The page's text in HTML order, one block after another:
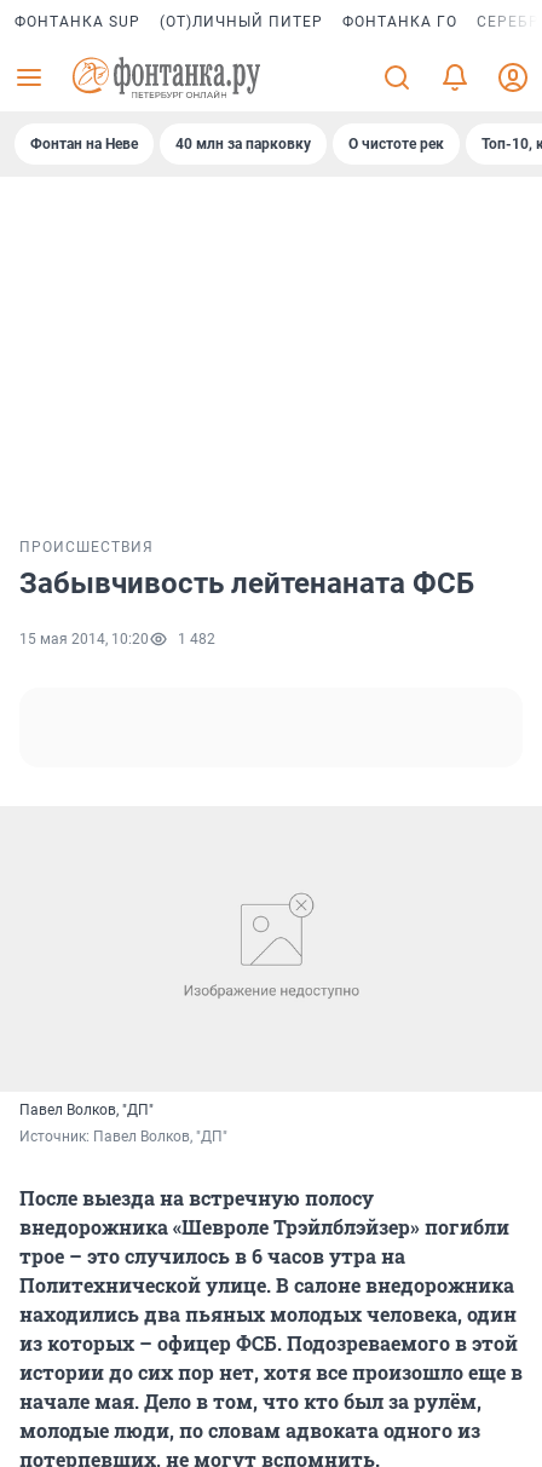
ФОНТАНКА SUP (ОТ)ЛИЧНЫЙ ПИТЕР ФОНТАНКА ГО
Фонтан на Неве 40 млн за парковку О чистоте рек Топ-10,
ПРОИСШЕСТВИЯ
Забывчивость лейтенаната ФСБ
15 мая 2014, 10:20 1 482
Павел Волков, "ДП"
Источник: Павел Волков, "ДП"
После выезда на встречную полосу
внедорожника «Шевроле Трэйлблэйзер» погибли
трое – это случилось в 6 часов утра на
Политехнической улице. В салоне внедорожника
находились два пьяных молодых человека, один
из которых – офицер ФСБ. Подозреваемого в этой
истории до сих пор нет, хотя все произошло еще в
начале мая. Дело в том, что кто был за рулём,
молодые люди, по словам адвоката одного из
потерпевших, не могут вспомнить.